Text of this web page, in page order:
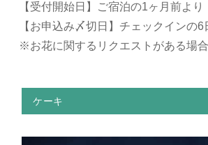
【受付開始日】ご宿泊の1ヶ月前より
【お申込み〆切日】チェックインの6
※お花に関するリクエストがある場
ケーキ